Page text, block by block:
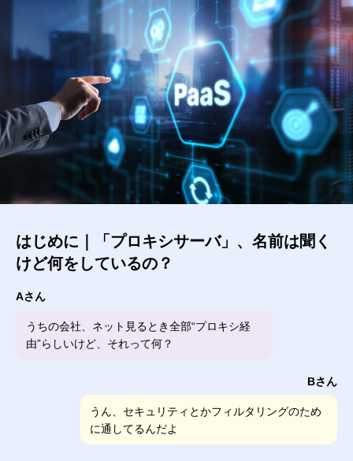
はじめに｜「プロキシサーバ」、名前は聞く
けど何をしているの？
Aさん
うちの会社、ネット見るとき全部“プロキシ経
由”らしいけど、それって何？
Bさん
うん、セキュリティとかフィルタリングのため
に通してるんだよ